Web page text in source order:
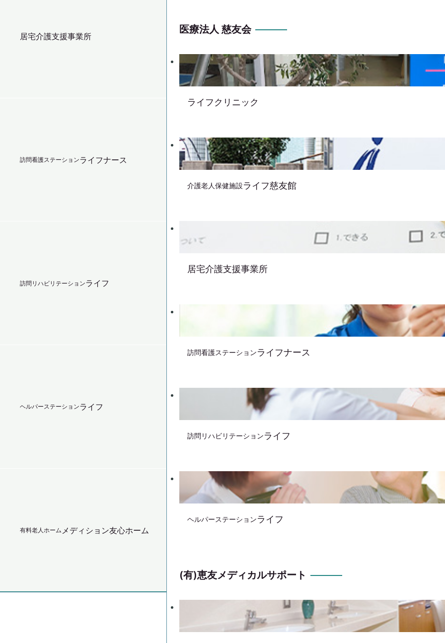
居宅介護支援事業所
訪問看護ステーションライフナース
訪問リハビリテーションライフ
ヘルパーステーションライフ
有料老人ホーム メディション友心ホーム
医療法人 慈友会
ライフクリニック
介護老人保健施設ライフ慈友館
居宅介護支援事業所
訪問看護ステーションライフナース
訪問リハビリテーションライフ
ヘルパーステーションライフ
(有)恵友メディカルサポート